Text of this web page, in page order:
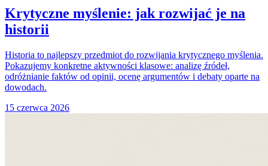
Krytyczne myślenie: jak rozwijać je na
historii
Historia to najlepszy przedmiot do rozwijania krytycznego myślenia.
Pokazujemy konkretne aktywności klasowe: analizę źródeł,
odróżnianie faktów od opinii, ocenę argumentów i debaty oparte na
dowodach.
15 czerwca 2026